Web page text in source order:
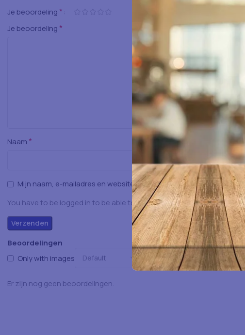
Beoordelingen
Only with images
Er zijn nog geen beoordelingen.
Je beoordeling *
Je beoordeling *
Naam *
Mijn naam, e-mailadres en website opslaan in deze browser voor
You have to be logged in to be able to add photos to your review.